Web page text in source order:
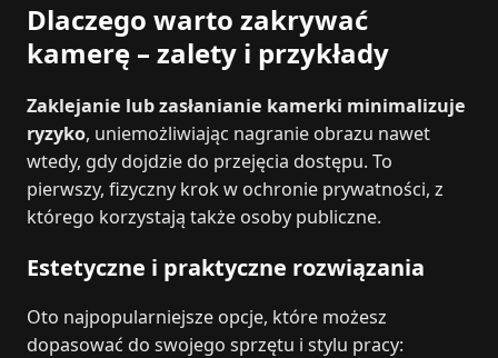
Dlaczego warto zakrywać
kamerę – zalety i przykłady
Zaklejanie lub zasłanianie kamerki minimalizuje
ryzyko, uniemożliwiając nagranie obrazu nawet
wtedy, gdy dojdzie do przejęcia dostępu. To
pierwszy, fizyczny krok w ochronie prywatności, z
którego korzystają także osoby publiczne.
Estetyczne i praktyczne rozwiązania
Oto najpopularniejsze opcje, które możesz
dopasować do swojego sprzętu i stylu pracy: